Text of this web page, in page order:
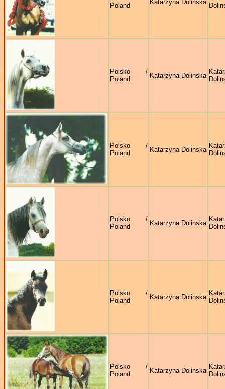
Poland
Katarzyna Dolinska
Polsko /
Poland
Katarzyna Dolinska
Polsko /
Poland
Katarzyna Dolinska
Polsko /
Poland
Katarzyna Dolinska
Polsko /
Poland
Katarzyna Dolinska
Polsko /
Poland
Katarzyna Dolinska